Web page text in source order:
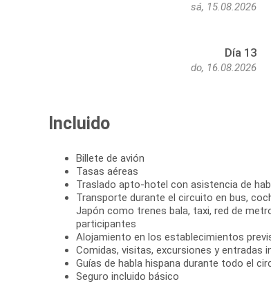
sá, 15.08.2026
Día 13
do, 16.08.2026
Incluido
Billete de avión
Tasas aéreas
Traslado apto-hotel con asistencia de
Transporte durante el circuito en bus,
Japón como trenes bala, taxi, red de
participantes
Alojamiento en los establecimientos
Comidas, visitas, excursiones y entradas
Guías de habla hispana durante todo el
Seguro incluido básico